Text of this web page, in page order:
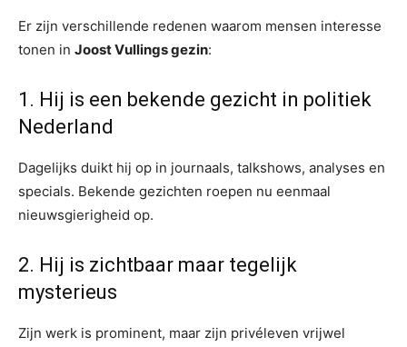
Er zijn verschillende redenen waarom mensen interesse
tonen in Joost Vullings gezin:
1. Hij is een bekende gezicht in politiek
Nederland
Dagelijks duikt hij op in journaals, talkshows, analyses en
specials. Bekende gezichten roepen nu eenmaal
nieuwsgierigheid op.
2. Hij is zichtbaar maar tegelijk
mysterieus
Zijn werk is prominent, maar zijn privéleven vrijwel